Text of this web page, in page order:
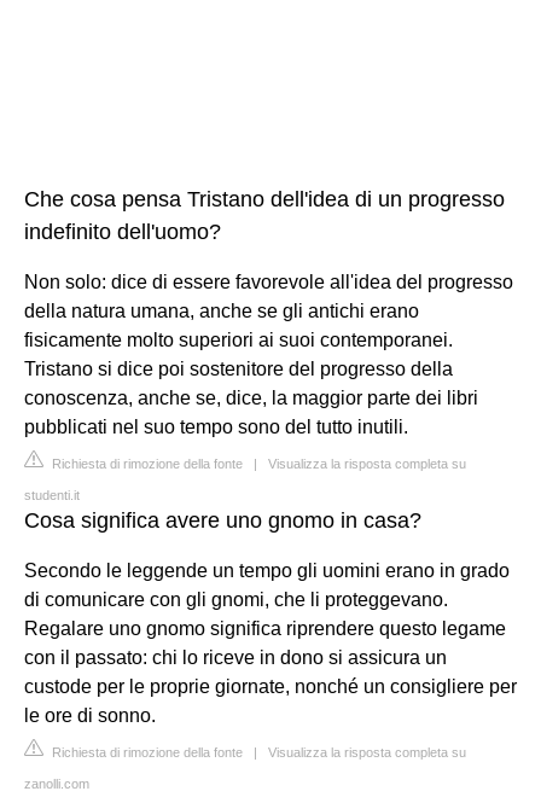
Che cosa pensa Tristano dell'idea di un progresso
indefinito dell'uomo?
Non solo: dice di essere favorevole all'idea del progresso
della natura umana, anche se gli antichi erano
fisicamente molto superiori ai suoi contemporanei.
Tristano si dice poi sostenitore del progresso della
conoscenza, anche se, dice, la maggior parte dei libri
pubblicati nel suo tempo sono del tutto inutili.
Richiesta di rimozione della fonte | Visualizza la risposta completa su
studenti.it
Cosa significa avere uno gnomo in casa?
Secondo le leggende un tempo gli uomini erano in grado
di comunicare con gli gnomi, che li proteggevano.
Regalare uno gnomo significa riprendere questo legame
con il passato: chi lo riceve in dono si assicura un
custode per le proprie giornate, nonché un consigliere per
le ore di sonno.
Richiesta di rimozione della fonte | Visualizza la risposta completa su
zanolli.com